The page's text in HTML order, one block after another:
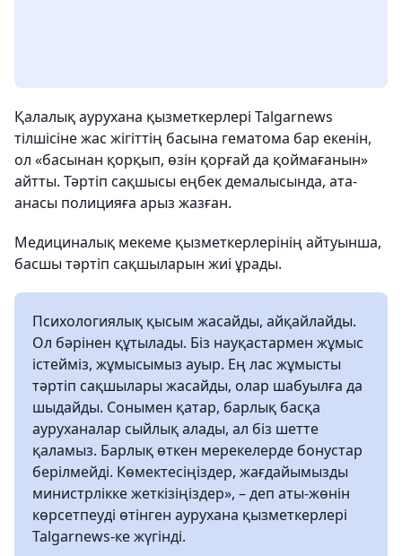
Қалалық аурухана қызметкерлері Talgarnews
тілшісіне жас жігіттің басына гематома бар екенін,
ол «басынан қорқып, өзін қорғай да қоймағанын»
айтты. Тәртіп сақшысы еңбек демалысында, ата-
анасы полицияға арыз жазған.
Медициналық мекеме қызметкерлерінің айтуынша,
басшы тәртіп сақшыларын жиі ұрады.
Психологиялық қысым жасайды, айқайлайды.
Ол бәрінен құтылады. Біз науқастармен жұмыс
істейміз, жұмысымыз ауыр. Ең лас жұмысты
тәртіп сақшылары жасайды, олар шабуылға да
шыдайды. Сонымен қатар, барлық басқа
ауруханалар сыйлық алады, ал біз шетте
қаламыз. Барлық өткен мерекелерде бонустар
берілмейді. Көмектесіңіздер, жағдайымызды
министрлікке жеткізіңіздер», – деп аты-жөнін
көрсетпеуді өтінген аурухана қызметкерлері
Talgarnews-ке жүгінді.